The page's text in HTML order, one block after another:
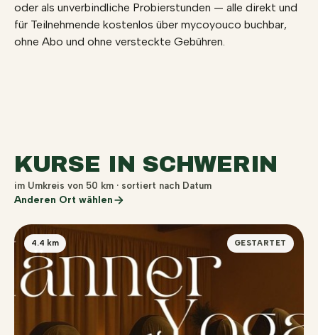
oder als unverbindliche Probierstunden — alle direkt und
für Teilnehmende kostenlos über mycoyouco buchbar,
ohne Abo und ohne versteckte Gebühren.
KURSE IN SCHWERIN
im Umkreis von 50 km · sortiert nach Datum
Anderen Ort wählen
4.4 km GESTARTET